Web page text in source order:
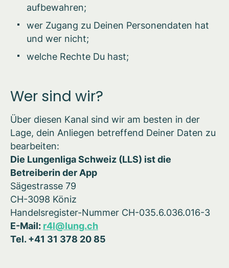
aufbewahren;
wer Zugang zu Deinen Personendaten hat
und wer nicht;
welche Rechte Du hast;
Wer sind wir?
Über diesen Kanal sind wir am besten in der
Lage, dein Anliegen betreffend Deiner Daten zu
bearbeiten:
Die Lungenliga Schweiz (LLS) ist die
Betreiberin der App
Sägestrasse 79
CH-3098 Köniz
Handelsregister-Nummer CH-035.6.036.016-3
E-Mail: r4l@lung.ch
Tel. +41 31 378 20 85